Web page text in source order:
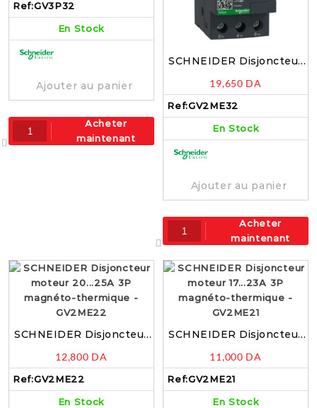
Ref:GV3P32
En Stock
Ajouter au panier
Acheter
maintenant
SCHNEIDER Disjoncteur
magnéto-thermique –
GV2ME32
19,650 DA
Ref:GV2ME32
En Stock
Ajouter au panier
Acheter
maintenant
SCHNEIDER Disjoncteur
magnéto-thermique –
GV2ME22
12,800 DA
Ref:GV2ME22
En Stock
SCHNEIDER Disjoncteur
magnéto-thermique –
GV2ME21
11,000 DA
Ref:GV2ME21
En Stock